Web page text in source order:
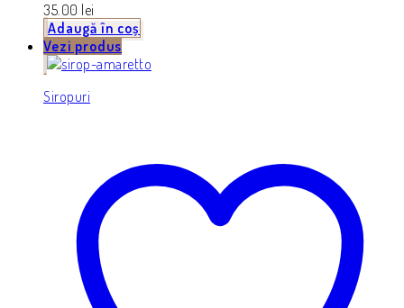
35.00 lei
Adaugă în coș
Vezi produs
Siropuri